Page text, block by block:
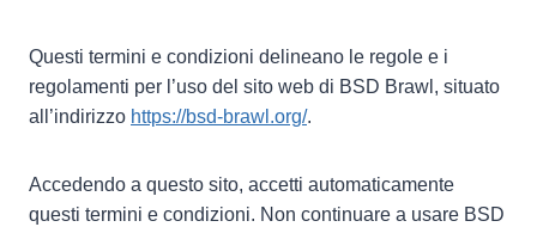
Questi termini e condizioni delineano le regole e i
regolamenti per l’uso del sito web di BSD Brawl, situato
all’indirizzo https://bsd-brawl.org/.
Accedendo a questo sito, accetti automaticamente
questi termini e condizioni. Non continuare a usare BSD